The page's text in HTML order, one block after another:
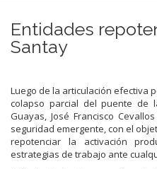
Entidades
Santay
Luego de la articulación efectiva
colapso parcial del puente de
Guayas, José Francisco
seguridad emergente, con el
repotenciar la activación
estrategias de trabajo ante